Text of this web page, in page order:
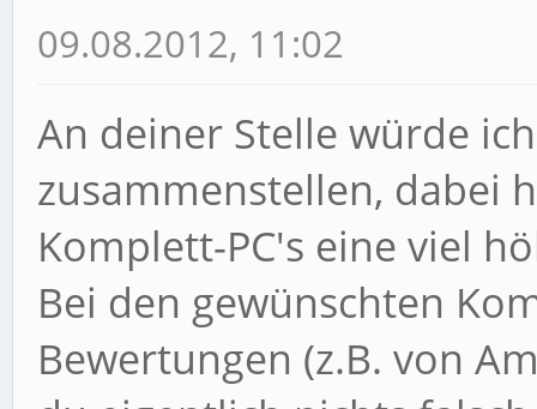
09.08.2012, 11:02
An deiner Stelle würde
zusammenstellen, dabei
Komplett-PC's eine viel
Bei den gewünschten
Bewertungen (z.B. von